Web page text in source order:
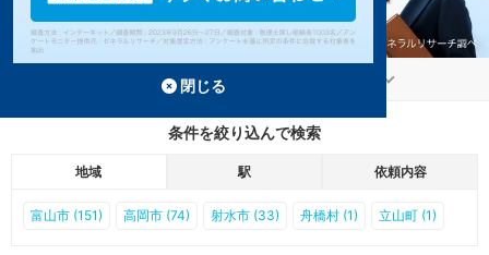
富山市の速星駅の事務所が8件見つかりました。
条件を絞り込んで検索
地域 駅 依頼内容
富山市 (151) 高岡市 (74) 射水市 (33) 舟橋村 (1) 立山町 (1)
閉じる